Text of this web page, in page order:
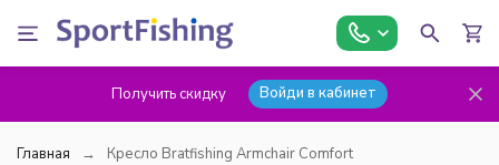
Получить скидку Войди в кабинет
Главная Кресло Bratfishing Armchair Comfort